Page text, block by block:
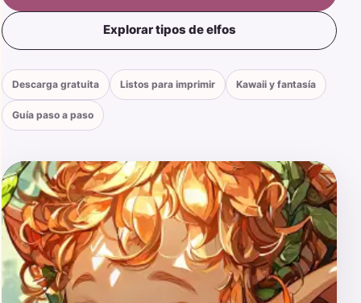
Explorar tipos de elfos
Descarga gratuita Listos para imprimir Kawaii y fantasía
Guía paso a paso